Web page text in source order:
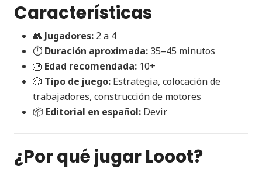
Características
👥 Jugadores: 2 a 4
⏱ Duración aproximada: 35–45 minutos
🎂 Edad recomendada: 10+
🎲 Tipo de juego: Estrategia, colocación de
trabajadores, construcción de motores
📦 Editorial en español: Devir
¿Por qué jugar Looot?